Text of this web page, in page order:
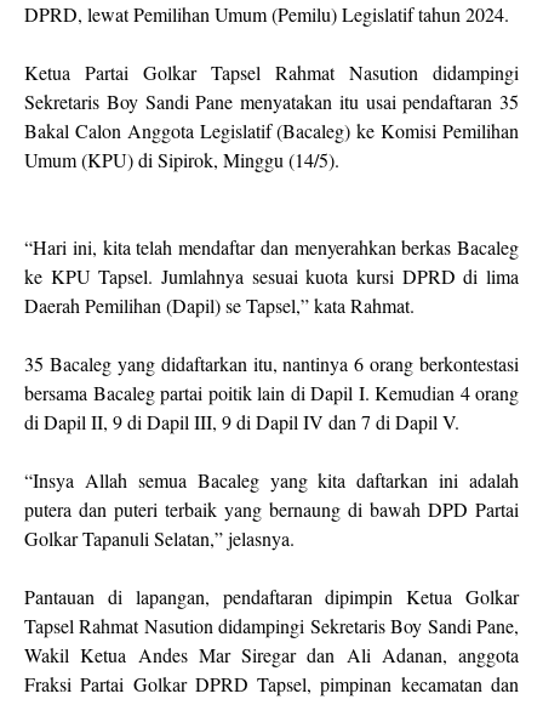
DPRD, lewat Pemilihan Umum (Pemilu) Legislatif tahun 2024.
Ketua Partai Golkar Tapsel Rahmat Nasution didampingi
Sekretaris Boy Sandi Pane menyatakan itu usai pendaftaran 35
Bakal Calon Anggota Legislatif (Bacaleg) ke Komisi Pemilihan
Umum (KPU) di Sipirok, Minggu (14/5).
“Hari ini, kita telah mendaftar dan menyerahkan berkas Bacaleg
ke KPU Tapsel. Jumlahnya sesuai kuota kursi DPRD di lima
Daerah Pemilihan (Dapil) se Tapsel,” kata Rahmat.
35 Bacaleg yang didaftarkan itu, nantinya 6 orang berkontestasi
bersama Bacaleg partai poitik lain di Dapil I. Kemudian 4 orang
di Dapil II, 9 di Dapil III, 9 di Dapil IV dan 7 di Dapil V.
“Insya Allah semua Bacaleg yang kita daftarkan ini adalah
putera dan puteri terbaik yang bernaung di bawah DPD Partai
Golkar Tapanuli Selatan,” jelasnya.
Pantauan di lapangan, pendaftaran dipimpin Ketua Golkar
Tapsel Rahmat Nasution didampingi Sekretaris Boy Sandi Pane,
Wakil Ketua Andes Mar Siregar dan Ali Adanan, anggota
Fraksi Partai Golkar DPRD Tapsel, pimpinan kecamatan dan